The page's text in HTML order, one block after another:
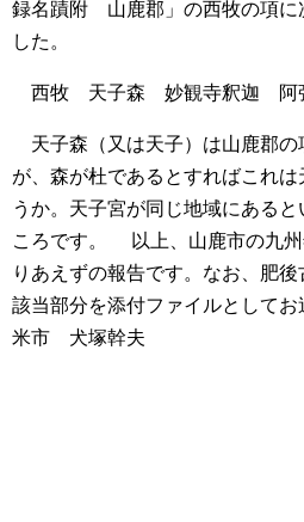
録名蹟附 山鹿郡」の西牧の項に
した。
西牧 天子森 妙観寺釈迦 阿
天子森（又は天子）は山鹿郡の
が、森が杜であるとすればこれは
うか。天子宮が同じ地域にある
ころです。
以上、山鹿市の九州
りあえずの報告です。なお、肥
該当部分を添付ファイルとしてお
米市 犬塚幹夫